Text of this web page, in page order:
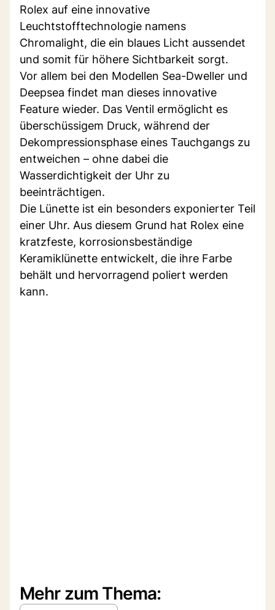
Rolex auf eine innovative
Leuchtstofftechnologie namens
Chromalight, die ein blaues Licht aussendet
und somit für höhere Sichtbarkeit sorgt.
Vor allem bei den Modellen Sea-Dweller und
Deepsea findet man dieses innovative
Feature wieder. Das Ventil ermöglicht es
überschüssigem Druck, während der
Dekompressionsphase eines Tauchgangs zu
entweichen – ohne dabei die
Wasserdichtigkeit der Uhr zu
beeinträchtigen.
Die Lünette ist ein besonders exponierter Teil
einer Uhr. Aus diesem Grund hat Rolex eine
kratzfeste, korrosionsbeständige
Keramiklünette entwickelt, die ihre Farbe
behält und hervorragend poliert werden
kann.
Mehr zum Thema: